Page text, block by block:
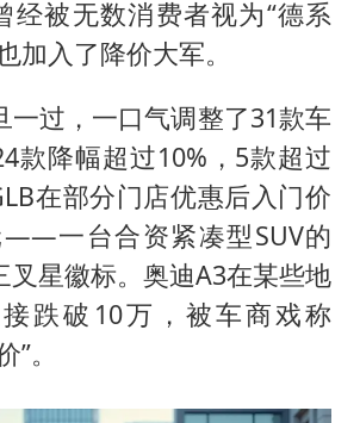
经被无数消费者视为“德系
加入了降价大军。
一过，一口气调整了31款车
款降幅超过10%，5款超过
在部分门店优惠后入门价
——一台合资紧凑型SUV的
叉星徽标。奥迪A3在某些地
跌破10万，被车商戏称
。